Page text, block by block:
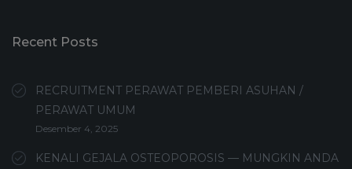
Recent Posts
RECRUITMENT PERAWAT PEMBERI ASUHAN /
PERAWAT UMUM
Desember 4, 2025
KENALI GEJALA OSTEOPOROSIS — MUNGKIN ANDA